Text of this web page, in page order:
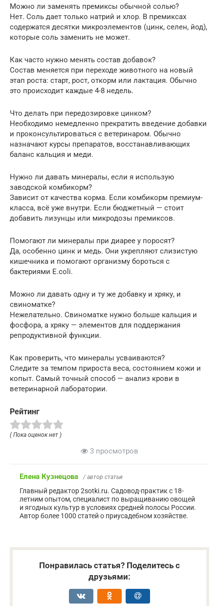
Можно ли заменять премиксы обычной солью?
Нет. Соль дает только натрий и хлор. В премиксах
содержатся десятки микроэлементов (цинк, селен, йод),
которые соль заменить не может.
Как часто нужно менять состав добавок?
Состав меняется при переходе животного на новый
этап роста: старт, рост, откорм или лактация. Обычно
это происходит каждые 4-8 недель.
Что делать при передозировке цинком?
Необходимо немедленно прекратить введение добавки
и проконсультироваться с ветеринаром. Обычно
назначают курсы препаратов, восстанавливающих
баланс кальция и меди.
Нужно ли давать минералы, если я использую
заводской комбикорм?
Зависит от качества корма. Если комбикорм премиум-
класса, всё уже внутри. Если бюджетный — стоит
добавить лизунцы или микродозы премиксов.
Помогают ли минералы при диарее у поросят?
Да, особенно цинк и медь. Они укрепляют слизистую
кишечника и помогают организму бороться с
бактериями E.coli.
Можно ли давать одну и ту же добавку и хряку, и
свиноматке?
Нежелательно. Свиноматке нужно больше кальция и
фосфора, а хряку — элементов для поддержания
репродуктивной функции.
Как проверить, что минералы усваиваются?
Следите за темпом прироста веса, состоянием кожи и
копыт. Самый точный способ — анализ крови в
ветеринарной лаборатории.
Рейтинг
( Пока оценок нет )
3 просмотров
Елена Кузнецова / автор статьи
Главный редактор 2sotki.ru. Садовод-практик с 18-
летним опытом, специалист по выращиванию овощей
и ягодных культур в условиях средней полосы России.
Автор более 1000 статей о приусадебном хозяйстве.
Понравилась статья? Поделитесь с
друзьями: